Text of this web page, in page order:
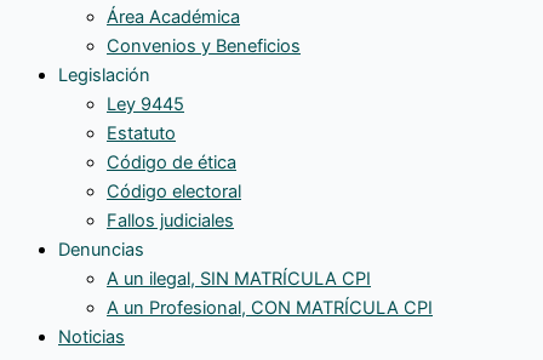
Área Académica
Convenios y Beneficios
Legislación
Ley 9445
Estatuto
Código de ética
Código electoral
Fallos judiciales
Denuncias
A un ilegal, SIN MATRÍCULA CPI
A un Profesional, CON MATRÍCULA CPI
Noticias